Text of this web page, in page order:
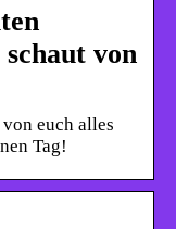
von
euch alles
Tag!